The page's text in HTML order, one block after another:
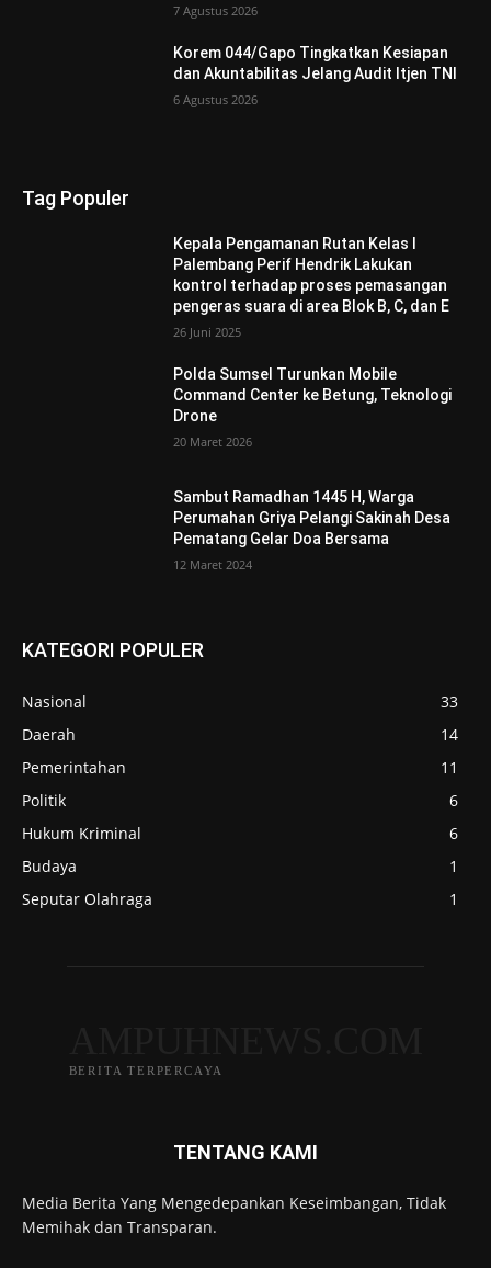
7 Agustus 2026
Korem 044/Gapo Tingkatkan Kesiapan
dan Akuntabilitas Jelang Audit Itjen TNI
6 Agustus 2026
Tag Populer
Kepala Pengamanan Rutan Kelas I
Palembang Perif Hendrik Lakukan
kontrol terhadap proses pemasangan
pengeras suara di area Blok B, C, dan E
26 Juni 2025
Polda Sumsel Turunkan Mobile
Command Center ke Betung, Teknologi
Drone
20 Maret 2026
Sambut Ramadhan 1445 H, Warga
Perumahan Griya Pelangi Sakinah Desa
Pematang Gelar Doa Bersama
12 Maret 2024
KATEGORI POPULER
Nasional
33
Daerah
14
Pemerintahan
11
Politik
6
Hukum Kriminal
6
Budaya
1
Seputar Olahraga
1
BERITA TERPERCAYA
TENTANG KAMI
Media Berita Yang Mengedepankan Keseimbangan, Tidak
Memihak dan Transparan.